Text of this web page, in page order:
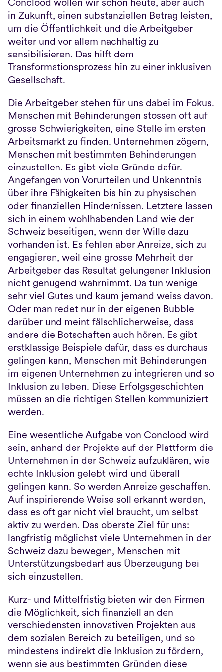
Conclood wollen wir schon heute, aber auch
in Zukunft, einen substanziellen Betrag leisten,
um die Öffentlichkeit und die Arbeitgeber
weiter und vor allem nachhaltig zu
sensibilisieren. Das hilft dem
Transformationsprozess hin zu einer inklusiven
Gesellschaft.
Die Arbeitgeber stehen für uns dabei im Fokus.
Menschen mit Behinderungen stossen oft auf
grosse Schwierigkeiten, eine Stelle im ersten
Arbeitsmarkt zu finden. Unternehmen zögern,
Menschen mit bestimmten Behinderungen
einzustellen. Es gibt viele Gründe dafür.
Angefangen von Vorurteilen und Unkenntnis
über ihre Fähigkeiten bis hin zu physischen
oder finanziellen Hindernissen. Letztere lassen
sich in einem wohlhabenden Land wie der
Schweiz beseitigen, wenn der Wille dazu
vorhanden ist. Es fehlen aber Anreize, sich zu
engagieren, weil eine grosse Mehrheit der
Arbeitgeber das Resultat gelungener Inklusion
nicht genügend wahrnimmt. Da tun wenige
sehr viel Gutes und kaum jemand weiss davon.
Oder man redet nur in der eigenen Bubble
darüber und meint fälschlicherweise, dass
andere die Botschaften auch hören. Es gibt
erstklassige Beispiele dafür, dass es durchaus
gelingen kann, Menschen mit Behinderungen
im eigenen Unternehmen zu integrieren und so
Inklusion zu leben. Diese Erfolgsgeschichten
müssen an die richtigen Stellen kommuniziert
werden.
Eine wesentliche Aufgabe von Conclood wird
sein, anhand der Projekte auf der Plattform die
Unternehmen in der Schweiz aufzuklären, wie
echte Inklusion gelebt wird und überall
gelingen kann. So werden Anreize geschaffen.
Auf inspirierende Weise soll erkannt werden,
dass es oft gar nicht viel braucht, um selbst
aktiv zu werden. Das oberste Ziel für uns:
langfristig möglichst viele Unternehmen in der
Schweiz dazu bewegen, Menschen mit
Unterstützungsbedarf aus Überzeugung bei
sich einzustellen.
Kurz- und Mittelfristig bieten wir den Firmen
die Möglichkeit, sich finanziell an den
verschiedensten innovativen Projekten aus
dem sozialen Bereich zu beteiligen, und so
mindestens indirekt die Inklusion zu fördern,
wenn sie aus bestimmten Gründen diese